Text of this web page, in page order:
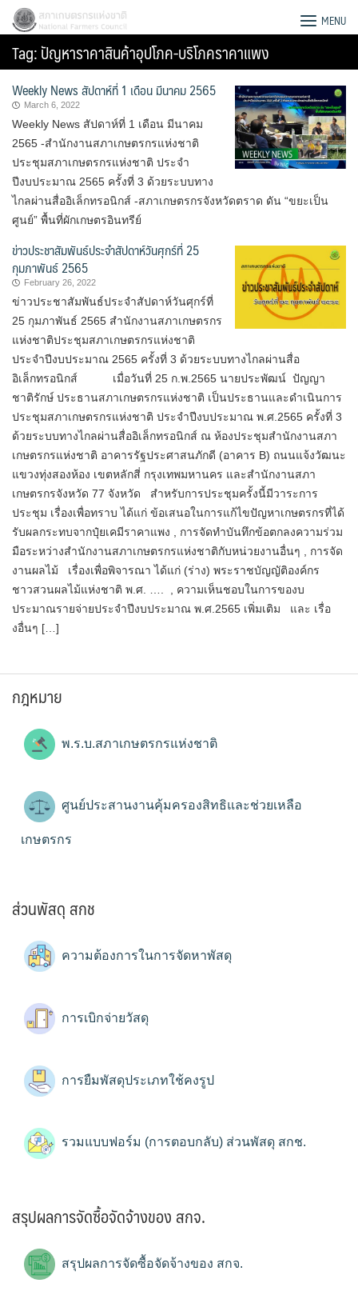
Skip
content
Search
for:
สภาเกษตรกรแห่งชาติ MENU
Tag:ปัญหาราคาสินค้าอุปโภค-บริโภคราคาแพง
Weekly News สัปดาห์ที่ 1 เดือน มีนาคม 2565
March 6, 2022
Weekly News สัปดาห์ที่ 1 เดือน มีนาคม
2565 -สำนักงานสภาเกษตรกรแห่งชาติ
ประชุมสภาเกษตรกรแห่งชาติ ประจำ
ปีงบประมาณ 2565 ครั้งที่ 3 ด้วยระบบทาง
ไกลผ่านสื่ออิเล็กทรอนิกส์ -สภาเกษตรกรจังหวัดตราด ดัน “ขยะเป็น
ศูนย์” พื้นที่ผักเกษตรอินทรีย์
ข่าวประชาสัมพันธ์ประจำสัปดาห์วันศุกร์ที่ 25
กุมภาพันธ์ 2565
February 26, 2022
ข่าวประชาสัมพันธ์ประจำสัปดาห์วันศุกร์ที่
25 กุมภาพันธ์ 2565 สำนักงานสภาเกษตรกร
แห่งชาติประชุมสภาเกษตรกรแห่งชาติ
ประจำปีงบประมาณ 2565 ครั้งที่ 3 ด้วยระบบทางไกลผ่านสื่อ
อิเล็กทรอนิกส์ เมื่อวันที่ 25 ก.พ.2565 นายประพัฒน์ ปัญญา
ชาติรักษ์ ประธานสภาเกษตรกรแห่งชาติ เป็นประธานและดำเนินการ
ประชุมสภาเกษตรกรแห่งชาติ ประจำปีงบประมาณ พ.ศ.2565 ครั้งที่ 3
ด้วยระบบทางไกลผ่านสื่ออิเล็กทรอนิกส์ ณ ห้องประชุมสำนักงานสภา
เกษตรกรแห่งชาติ อาคารรัฐประศาสนภักดี (อาคาร B) ถนนแจ้งวัฒนะ
แขวงทุ่งสองห้อง เขตหลักสี่ กรุงเทพมหานคร และสำนักงานสภา
เกษตรกรจังหวัด 77 จังหวัด สำหรับการประชุมครั้งนี้มีวาระการ
ประชุม เรื่องเพื่อทราบ ได้แก่ ข้อเสนอในการแก้ไขปัญหาเกษตรกรที่ได้
รับผลกระทบจากปุ๋ยเคมีราคาแพง , การจัดทำบันทึกข้อตกลงความร่วม
มือระหว่างสำนักงานสภาเกษตรกรแห่งชาติกับหน่วยงานอื่นๆ , การจัด
งานผลไม้ เรื่องเพื่อพิจารณา ได้แก่ (ร่าง) พระราชบัญญัติองค์กร
ชาวสวนผลไม้แห่งชาติ พ.ศ. …. , ความเห็นชอบในการของบ
ประมาณรายจ่ายประจำปีงบประมาณ พ.ศ.2565 เพิ่มเติม และ เรื่อ
งอื่นๆ […]
กฎหมาย
พ.ร.บ.สภาเกษตรกรแห่งชาติ
ศูนย์ประสานงานคุ้มครองสิทธิและช่วยเหลือ
เกษตรกร
ส่วนพัสดุ สกช
ความต้องการในการจัดหาพัสดุ
การเบิกจ่ายวัสดุ
การยืมพัสดุประเภทใช้คงรูป
รวมแบบฟอร์ม (การตอบกลับ) ส่วนพัสดุ สกช.
สรุปผลการจัดซื้อจัดจ้างของ สกจ.
สรุปผลการจัดซื้อจัดจ้างของ สกจ.